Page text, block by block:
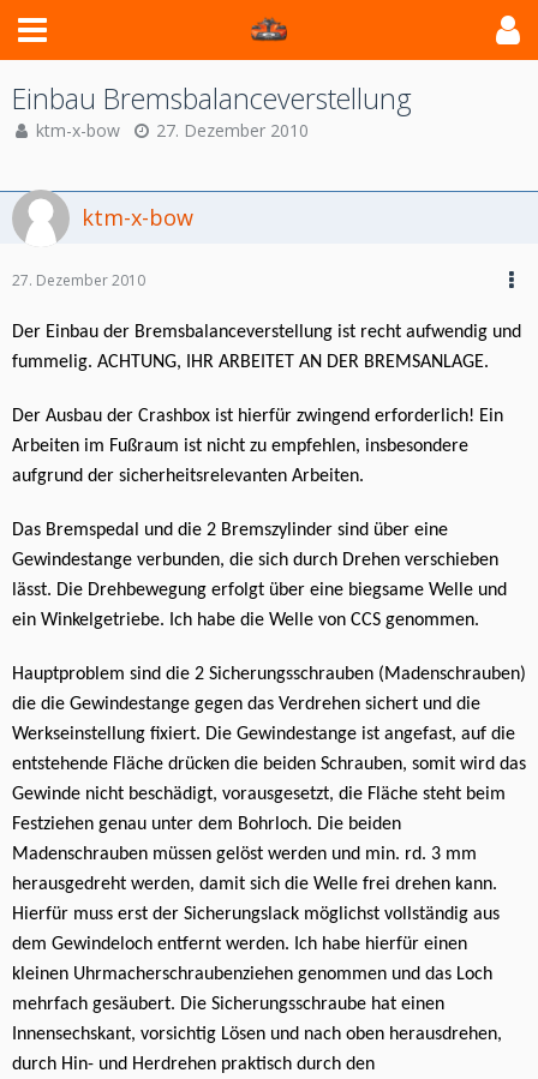
Einbau Bremsbalanceverstellung
ktm-x-bow 27. Dezember 2010
ktm-x-bow
27. Dezember 2010
Der Einbau der Bremsbalanceverstellung ist recht aufwendig und
fummelig. ACHTUNG, IHR ARBEITET AN DER BREMSANLAGE.
Der Ausbau der Crashbox ist hierfür zwingend erforderlich! Ein
Arbeiten im Fußraum ist nicht zu empfehlen, insbesondere
aufgrund der sicherheitsrelevanten Arbeiten.
Das Bremspedal und die 2 Bremszylinder sind über eine
Gewindestange verbunden, die sich durch Drehen verschieben
lässt. Die Drehbewegung erfolgt über eine biegsame Welle und
ein Winkelgetriebe. Ich habe die Welle von CCS genommen.
Hauptproblem sind die 2 Sicherungsschrauben (Madenschrauben)
die die Gewindestange gegen das Verdrehen sichert und die
Werkseinstellung fixiert. Die Gewindestange ist angefast, auf die
entstehende Fläche drücken die beiden Schrauben, somit wird das
Gewinde nicht beschädigt, vorausgesetzt, die Fläche steht beim
Festziehen genau unter dem Bohrloch. Die beiden
Madenschrauben müssen gelöst werden und min. rd. 3 mm
herausgedreht werden, damit sich die Welle frei drehen kann.
Hierfür muss erst der Sicherungslack möglichst vollständig aus
dem Gewindeloch entfernt werden. Ich habe hierfür einen
kleinen Uhrmacherschraubenziehen genommen und das Loch
mehrfach gesäubert. Die Sicherungsschraube hat einen
Innensechskant, vorsichtig Lösen und nach oben herausdrehen,
durch Hin- und Herdrehen praktisch durch den